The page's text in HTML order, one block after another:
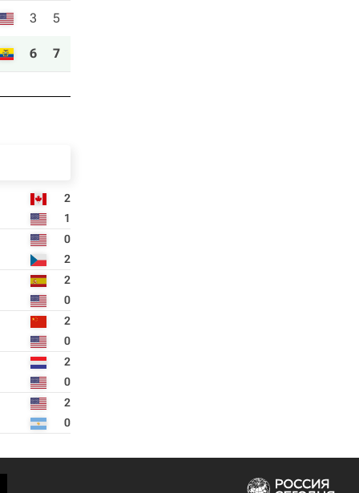
3 5
6 7
2
1
0
2
2
0
2
0
2
0
2
0